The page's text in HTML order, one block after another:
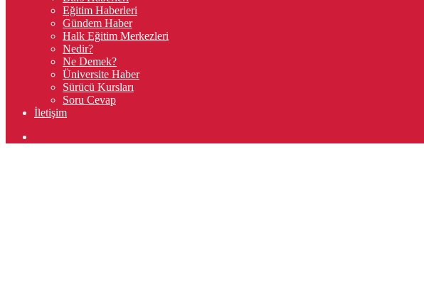
Eğitim Haberleri
Gündem Haber
Halk Eğitim Merkezleri
Nedir?
Ne Demek?
Üniversite Haber
Sürücü Kursları
Soru Cevap
İletişim